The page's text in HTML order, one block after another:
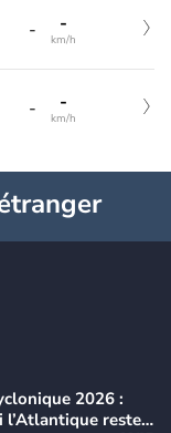
- -
km/h
- -
km/h
2026 :
l’Atlantique reste